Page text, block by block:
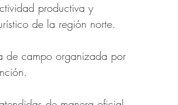
productiva y
de la región norte.
de campo organizada por